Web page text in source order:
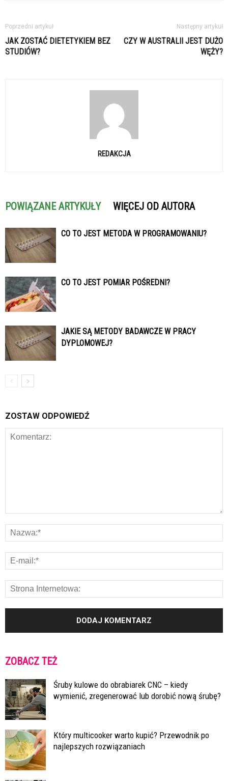
Poprzedni artykuł
JAK ZOSTAĆ DIETETYKIEM BEZ
STUDIÓW?
Następny artykuł
CZY W AUSTRALII JEST DUŻO
WĘŻY?
REDAKCJA
POWIĄZANE ARTYKUŁY WIĘCEJ OD AUTORA
CO TO JEST METODA W PROGRAMOWANIU?
CO TO JEST POMIAR POŚREDNI?
JAKIE SĄ METODY BADAWCZE W PRACY
DYPLOMOWEJ?
ZOSTAW ODPOWIEDŹ
ZOBACZ TEŻ
Śruby kulowe do obrabiarek CNC – kiedy
wymienić, zregenerować lub dorobić nową śrubę?
Który multicooker warto kupić? Przewodnik po
najlepszych rozwiązaniach